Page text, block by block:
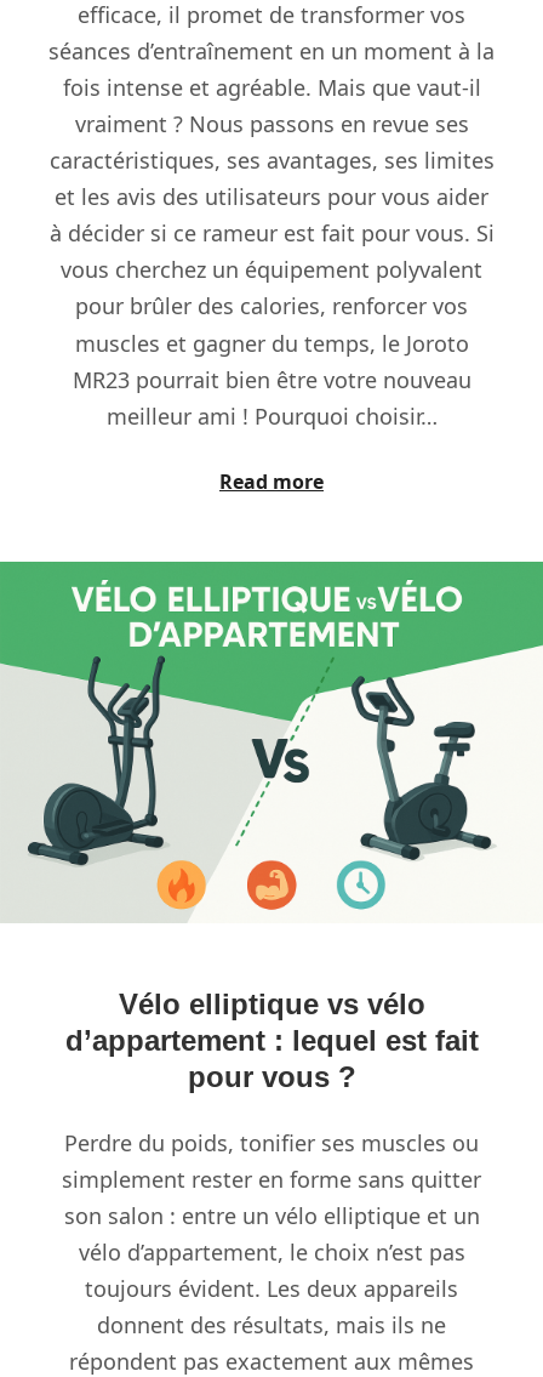
efficace, il promet de transformer vos
séances d’entraînement en un moment à la
fois intense et agréable. Mais que vaut-il
vraiment ? Nous passons en revue ses
caractéristiques, ses avantages, ses limites
et les avis des utilisateurs pour vous aider
à décider si ce rameur est fait pour vous. Si
vous cherchez un équipement polyvalent
pour brûler des calories, renforcer vos
muscles et gagner du temps, le Joroto
MR23 pourrait bien être votre nouveau
meilleur ami ! Pourquoi choisir…
Read more
Vélo elliptique vs vélo
d’appartement : lequel est fait
pour vous ?
Perdre du poids, tonifier ses muscles ou
simplement rester en forme sans quitter
son salon : entre un vélo elliptique et un
vélo d’appartement, le choix n’est pas
toujours évident. Les deux appareils
donnent des résultats, mais ils ne
répondent pas exactement aux mêmes